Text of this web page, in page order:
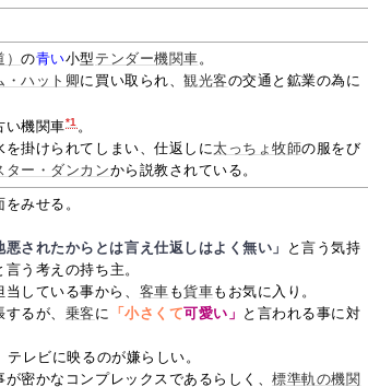
）の青い小型 テンダー機関車 。
・ハット卿に買い取られ、観光客の交通と鉱業の為に
い機関車*1 。
を掛けられてしまい、仕返しに太っちょ牧師の服をび
ター・ダンカンから説教されている。
みせる。
悪されたからとは言え仕返しはよく無い」
と言う気持
言う考えの持ち主。
している事から、 客車 も貨車もお気に入り。
るが、 乗客 に 「小さくて可愛い」 と言われる事に対
テレビに映るのが嫌らしい。
が密かなコンプレックスであるらしく、標準軌の機関